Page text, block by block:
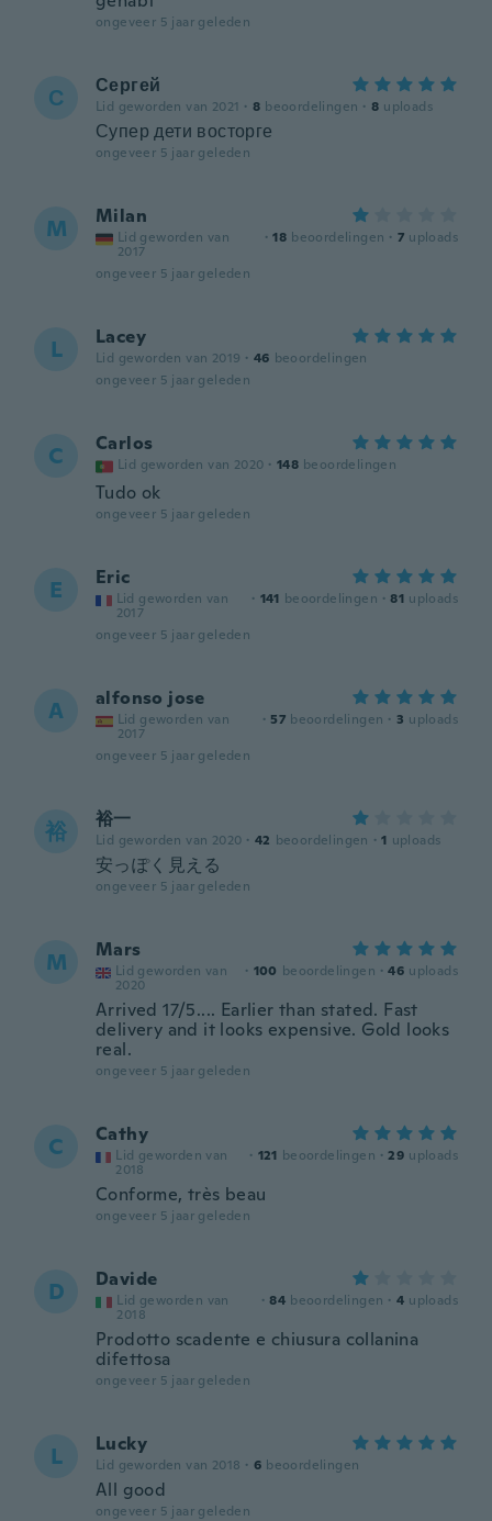
ongeveer 5 jaar geleden
С Сергей
Lid geworden van 2021 · 8 beoordelingen · 8 uploads
Супер дети восторге
ongeveer 5 jaar geleden
M Milan
Lid geworden van
2017
· 18 beoordelingen · 7 uploads
ongeveer 5 jaar geleden
L Lacey
Lid geworden van 2019 · 46 beoordelingen
ongeveer 5 jaar geleden
C Carlos
Lid geworden van 2020 · 148 beoordelingen
Tudo ok
ongeveer 5 jaar geleden
E Eric
Lid geworden van
2017
· 141 beoordelingen · 81 uploads
ongeveer 5 jaar geleden
A alfonso jose
Lid geworden van
2017
· 57 beoordelingen · 3 uploads
ongeveer 5 jaar geleden
裕 裕一
Lid geworden van 2020 · 42 beoordelingen · 1 uploads
安っぽく見える
ongeveer 5 jaar geleden
M Mars
Lid geworden van
2020
· 100 beoordelingen · 46 uploads
Arrived 17/5.... Earlier than stated. Fast
delivery and it looks expensive. Gold looks
real.
ongeveer 5 jaar geleden
C Cathy
Lid geworden van
2018
· 121 beoordelingen · 29 uploads
Conforme, très beau
ongeveer 5 jaar geleden
D Davide
Lid geworden van
2018
· 84 beoordelingen · 4 uploads
Prodotto scadente e chiusura collanina
difettosa
ongeveer 5 jaar geleden
L Lucky
Lid geworden van 2018 · 6 beoordelingen
All good
ongeveer 5 jaar geleden